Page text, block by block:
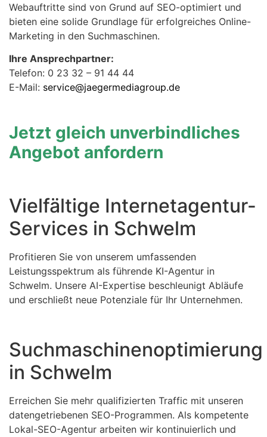
Webauftritte sind von Grund auf SEO-optimiert und
bieten eine solide Grundlage für erfolgreiches Online-
Marketing in den Suchmaschinen.
Ihre Ansprechpartner:
Telefon: 0 23 32 – 91 44 44
E-Mail: service@jaegermediagroup.de
Jetzt gleich unverbindliches
Angebot anfordern
Vielfältige Internetagentur-
Services in Schwelm
Profitieren Sie von unserem umfassenden
Leistungsspektrum als führende KI-Agentur in
Schwelm. Unsere AI-Expertise beschleunigt Abläufe
und erschließt neue Potenziale für Ihr Unternehmen.
Suchmaschinenoptimierung
in Schwelm
Erreichen Sie mehr qualifizierten Traffic mit unseren
datengetriebenen SEO-Programmen. Als kompetente
Lokal-SEO-Agentur arbeiten wir kontinuierlich und